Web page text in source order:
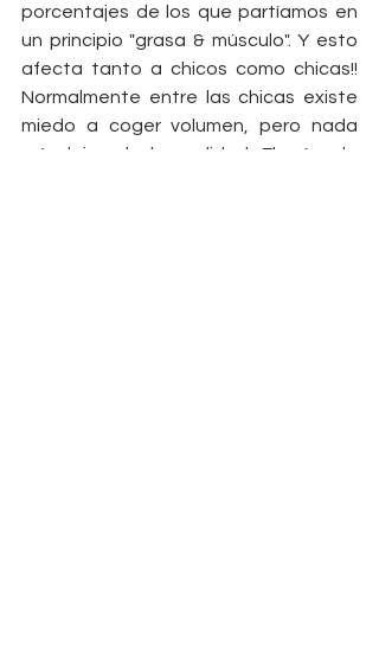
porcentajes de los que partíamos en
un principio "grasa & músculo". Y esto
afecta tanto a chicos como chicas!!
Normalmente entre las chicas existe
miedo a coger volumen, pero nada
más lejos de la realidad. El músculo